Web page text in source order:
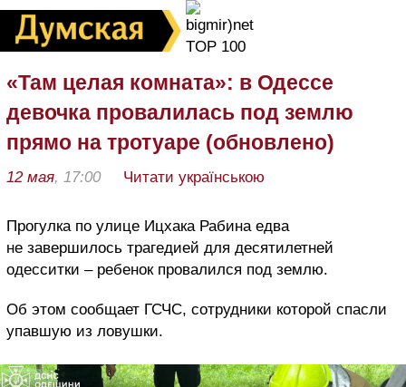
«Там целая комната»: в Одессе
девочка провалилась под землю
прямо на тротуаре (обновлено)
12 мая, 17:00 Читати українською
Прогулка по улице Ицхака Рабина едва
не завершилось трагедией для десятилетней
одесситки – ребенок провалился под землю.
Об этом сообщает ГСЧС, сотрудники которой спасли
упавшую из ловушки.